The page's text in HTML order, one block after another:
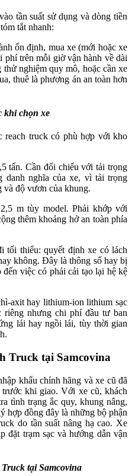
tần suất sử dụng và dòng tiền
tắt nhanh:
ổn định, mua xe (mới hoặc xe
trên mỗi giờ vận hành về dài
nghiệm quy mô, hoặc cần xe
thuê là phương án an toàn hơn
khi chọn xe
reach truck có phù hợp với kho
tấn. Cần đối chiếu với tải trọng
danh nghĩa của xe, vì tải trọng
và độ vươn của khung.
m tùy model. Phải khớp với
thêm khoảng hở an toàn phía
tối thiểu: quyết định xe có lách
không. Đây là thông số hay bị
việc có phải cải tạo lại hệ kệ
axit hay lithium-ion lithium sạc
riêng nhưng chi phí đầu tư ban
lái hay ngồi lái, tùy thời gian
Truck tại Samcovina
khẩu chính hãng và xe cũ đã
khi giao. Với xe cũ, khách
tình trạng ắc quy, khung nâng,
hợp đồng đây là những bộ phận
do tần suất nâng hạ cao. Xe
đặt trạm sạc và hướng dẫn vận
tại Samcovina